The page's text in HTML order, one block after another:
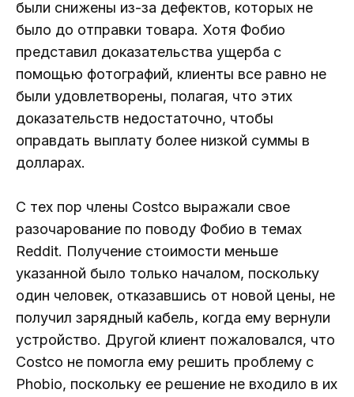
были снижены из-за дефектов, которых не
было до отправки товара. Хотя Фобио
представил доказательства ущерба с
помощью фотографий, клиенты все равно не
были удовлетворены, полагая, что этих
доказательств недостаточно, чтобы
оправдать выплату более низкой суммы в
долларах.
С тех пор члены Costco выражали свое
разочарование по поводу Фобио в темах
Reddit. Получение стоимости меньше
указанной было только началом, поскольку
один человек, отказавшись от новой цены, не
получил зарядный кабель, когда ему вернули
устройство. Другой клиент пожаловался, что
Costco не помогла ему решить проблему с
Phobio, поскольку ее решение не входило в их